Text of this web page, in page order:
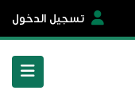
تسجيل الدخول